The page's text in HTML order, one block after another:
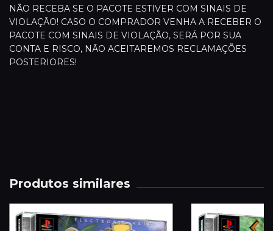
NÃO RECEBA SE O PACOTE ESTIVER COM SINAIS DE
VIOLAÇÃO! CASO O COMPRADOR VENHA A RECEBER O
PACOTE COM SINAIS DE VIOLAÇÃO, SERÁ POR SUA
CONTA E RISCO, NÃO ACEITAREMOS RECLAMAÇÕES
POSTERIORES!
Produtos similares